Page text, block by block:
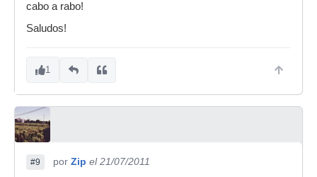
cabo a rabo!
Saludos!
1
#9 por Zip el 21/07/2011